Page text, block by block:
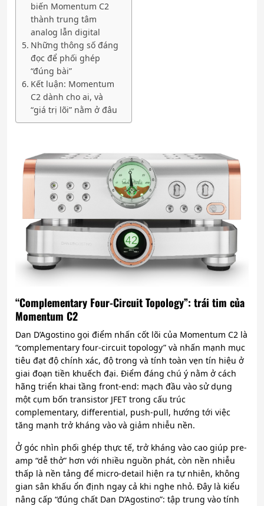
biến Momentum C2
thành trung tâm
analog lẫn digital
Những thông số đáng
đọc để phối ghép
“đúng bài”
Kết luận: Momentum
C2 dành cho ai, và
“giá trị lõi” nằm ở đâu
“Complementary Four-Circuit Topology”: trái tim của
Momentum C2
Dan D’Agostino gọi điểm nhấn cốt lõi của Momentum C2 là
“complementary four-circuit topology” và nhấn mạnh mục
tiêu đạt độ chính xác, độ trong và tính toàn vẹn tín hiệu ở
giai đoạn tiền khuếch đại. Điểm đáng chú ý nằm ở cách
hãng triển khai tầng front-end: mạch đầu vào sử dụng
một cụm bốn transistor JFET trong cấu trúc
complementary, differential, push-pull, hướng tới việc
tăng mạnh trở kháng vào và giảm nhiễu nền.
Ở góc nhìn phối ghép thực tế, trở kháng vào cao giúp pre-
amp “dễ thở” hơn với nhiều nguồn phát, còn nền nhiễu
thấp là nền tảng để micro-detail hiện ra tự nhiên, không
gian sân khấu ổn định ngay cả khi nghe nhỏ. Đây là kiểu
nâng cấp “đúng chất Dan D’Agostino”: tập trung vào tính